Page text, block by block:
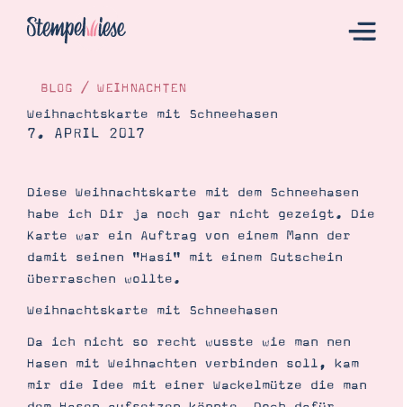
Katalog
Bestellen
Kontakt
BLOG / WEIHNACHTEN
Weihnachtskarte mit Schneehasen
7. APRIL 2017
Diese Weihnachtskarte mit dem Schneehasen
habe ich Dir ja noch gar nicht gezeigt. Die
Karte war ein Auftrag von einem Mann der
damit seinen "Hasi" mit einem Gutschein
überraschen wollte.
Weihnachtskarte mit Schneehasen
Da ich nicht so recht wusste wie man nen
Hasen mit Weihnachten verbinden soll, kam
mir die Idee mit einer Wackelmütze die man